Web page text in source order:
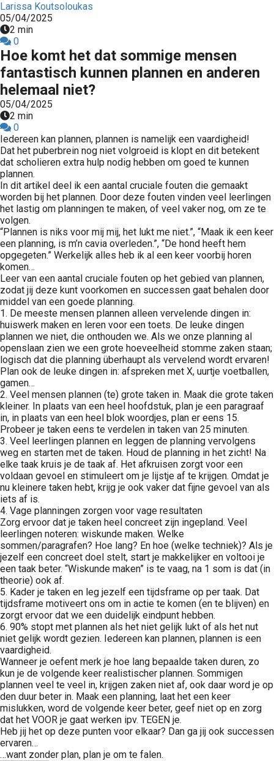
Larissa Koutsoloukas
05/04/2025
2 min
0
Hoe komt het dat sommige mensen
fantastisch kunnen plannen en anderen
helemaal niet?
05/04/2025
2 min
0
Iedereen kan plannen, plannen is namelijk een vaardigheid!
Dat het puberbrein nog niet volgroeid is klopt en dit betekent
dat scholieren extra hulp nodig hebben om goed te kunnen
plannen.
In dit artikel deel ik een aantal cruciale fouten die gemaakt
worden bij het plannen. Door deze fouten vinden veel leerlingen
het lastig om planningen te maken, of veel vaker nog, om ze te
volgen.
“Plannen is niks voor mij mij, het lukt me niet.”, “Maak ik een keer
een planning, is m’n cavia overleden.”, “De hond heeft hem
opgegeten.” Werkelijk alles heb ik al een keer voorbij horen
komen…
Leer van een aantal cruciale fouten op het gebied van plannen,
zodat jij deze kunt voorkomen en successen gaat behalen door
middel van een goede planning.
1. De meeste mensen plannen alleen vervelende dingen in:
huiswerk maken en leren voor een toets. De leuke dingen
plannen we niet, die onthouden we. Als we onze planning al
openslaan zien we een grote hoeveelheid stomme zaken staan;
logisch dat die planning überhaupt als vervelend wordt ervaren!
Plan ook de leuke dingen in: afspreken met X, uurtje voetballen,
gamen…
2. Veel mensen plannen (te) grote taken in. Maak die grote taken
kleiner. In plaats van een heel hoofdstuk, plan je een paragraaf
in, in plaats van een heel blok woordjes, plan er eens 15.
Probeer je taken eens te verdelen in taken van 25 minuten.
3. Veel leerlingen plannen en leggen de planning vervolgens
weg en starten met de taken. Houd de planning in het zicht! Na
elke taak kruis je de taak af. Het afkruisen zorgt voor een
voldaan gevoel en stimuleert om je lijstje af te krijgen. Omdat je
nu kleinere taken hebt, krijg je ook vaker dat fijne gevoel van als
iets af is.
4. Vage planningen zorgen voor vage resultaten
Zorg ervoor dat je taken heel concreet zijn ingepland. Veel
leerlingen noteren: wiskunde maken. Welke
sommen/paragrafen? Hoe lang? En hoe (welke techniek)? Als je
jezelf een concreet doel stelt, start je makkelijker en voltooi je
een taak beter. “Wiskunde maken” is te vaag, na 1 som is dat (in
theorie) ook af.
5. Kader je taken en leg jezelf een tijdsframe op per taak. Dat
tijdsframe motiveert ons om in actie te komen (en te blijven) en
zorgt ervoor dat we een duidelijk eindpunt hebben.
6. 90% stopt met plannen als het niet gelijk lukt of als het nut
niet gelijk wordt gezien. Iedereen kan plannen, plannen is een
vaardigheid.
Wanneer je oefent merk je hoe lang bepaalde taken duren, zo
kun je de volgende keer realistischer plannen. Sommigen
plannen veel te veel in, krijgen zaken niet af, ook daar word je op
den duur beter in. Maak een planning, laat het een keer
mislukken, word de volgende keer beter, geef niet op en zorg
dat het VOOR je gaat werken ipv. TEGEN je.
Heb jij het op deze punten voor elkaar? Dan ga jij ook successen
ervaren…
…want zonder plan, plan je om te falen.
worden
om
te
over
van
op
gebruikt
te
de
Hierdoor
van